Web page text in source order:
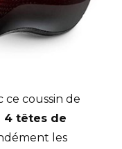
ce coussin de
4 têtes de
les